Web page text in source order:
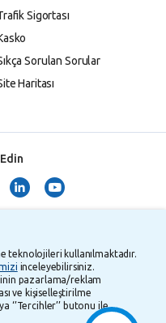
Sigortası
Sorulan Sorular
Haritası
Bilgi Toplumu Hizmetleri
Çerez Aydınlatma Metni
teknolojileri kullanılmaktadır.
inceleyebilirsiniz.
pazarlama/reklam
ve kişiselleştirilme
‘’Tercihler’’ butonu ile